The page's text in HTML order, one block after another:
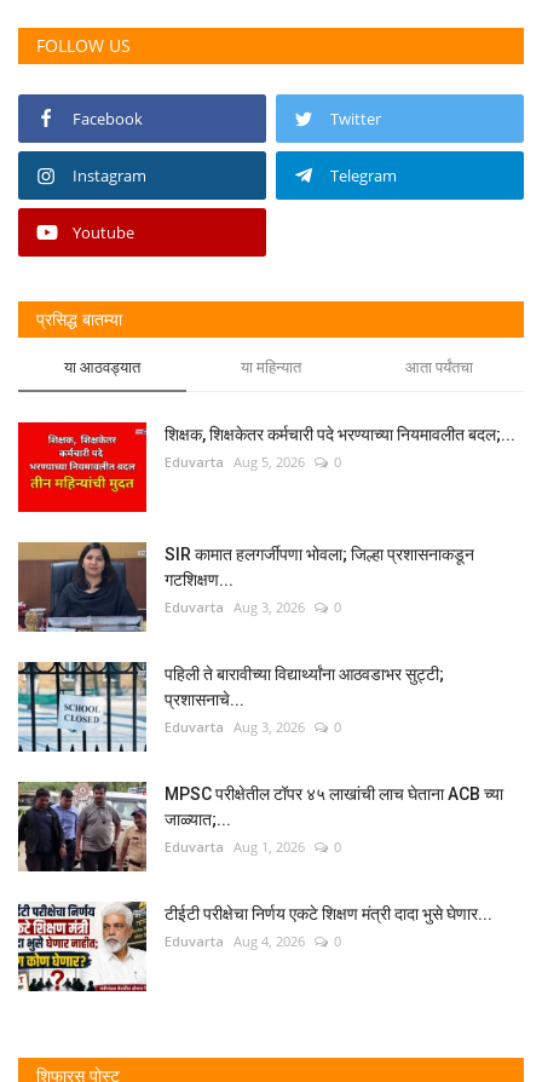
FOLLOW US
Facebook Twitter
Instagram Telegram
Youtube
प्रसिद्ध बातम्या
या आठवड्यात या महिन्यात आता पर्यंतचा
शिक्षक, शिक्षकेतर कर्मचारी पदे भरण्याच्या नियमावलीत बदल;...
Eduvarta Aug 5, 2026 0
SIR कामात हलगर्जीपणा भोवला; जिल्हा प्रशासनाकडून
गटशिक्षण...
Eduvarta Aug 3, 2026 0
पहिली ते बारावीच्या विद्यार्थ्यांना आठवडाभर सुट्टी;
प्रशासनाचे...
Eduvarta Aug 3, 2026 0
MPSC परीक्षेतील टॉपर ४५ लाखांची लाच घेताना ACB च्या
जाळ्यात;...
Eduvarta Aug 1, 2026 0
टीईटी परीक्षेचा निर्णय एकटे शिक्षण मंत्री दादा भुसे घेणार...
Eduvarta Aug 4, 2026 0
शिफारस पोस्ट